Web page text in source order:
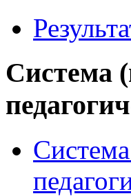
Система